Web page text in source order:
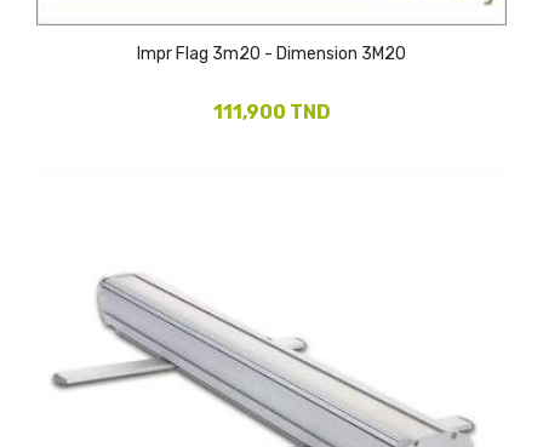
Impr Flag 3m20 - Dimension 3M20
111,900 TND